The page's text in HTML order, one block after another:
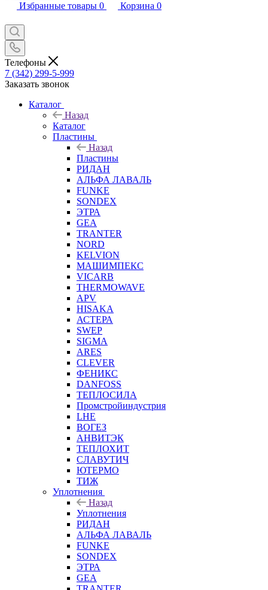
Избранные товары 0 Корзина 0
Телефоны
7 (342) 299-5-999
Заказать звонок
Каталог
Назад
Каталог
Пластины
Назад
Пластины
РИДАН
АЛЬФА ЛАВАЛЬ
FUNKE
SONDEX
ЭТРА
GEA
TRANTER
NORD
KELVION
МАШИМПЕКС
VICARB
THERMOWAVE
APV
HISAKA
АСТЕРА
SWEP
SIGMA
ARES
CLEVER
ФЕНИКС
DANFOSS
ТЕПЛОСИЛА
Промстройиндустрия
LHE
ВОГЕЗ
АНВИТЭК
ТЕПЛОХИТ
СЛАВУТИЧ
ЮТЕРМО
ТИЖ
Уплотнения
Назад
Уплотнения
РИДАН
АЛЬФА ЛАВАЛЬ
FUNKE
SONDEX
ЭТРА
GEA